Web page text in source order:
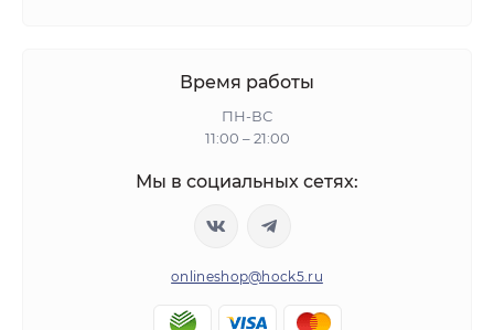
Время работы
ПН-ВС
11:00 – 21:00
Мы в социальных сетях:
onlineshop@hock5.ru